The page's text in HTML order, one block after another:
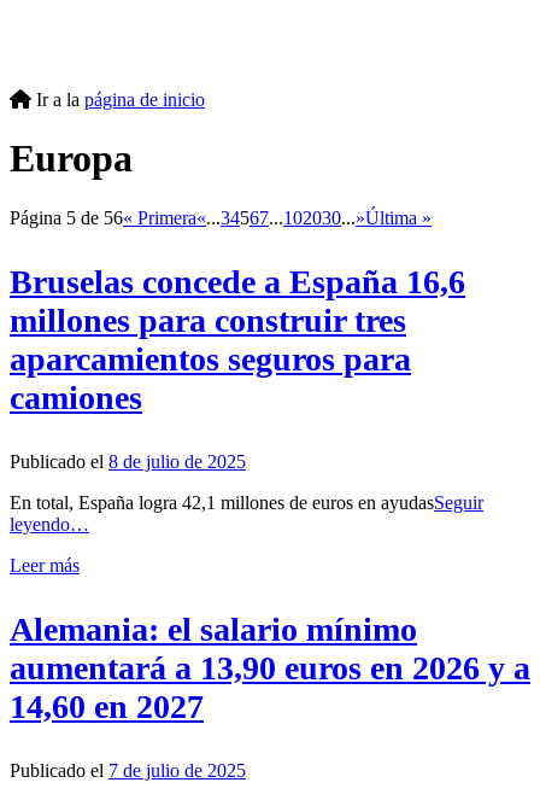
Ir a la página de inicio
Europa
Página 5 de 56« Primera«...34567...102030...»Última »
Bruselas concede a España 16,6
millones para construir tres
aparcamientos seguros para
camiones
Publicado el 8 de julio de 2025
En total, España logra 42,1 millones de euros en ayudasSeguir
leyendo…
Leer más
Alemania: el salario mínimo
aumentará a 13,90 euros en 2026 y a
14,60 en 2027
Publicado el 7 de julio de 2025